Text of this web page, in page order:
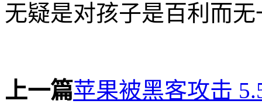
无疑是对孩子是百利而
上一篇苹果被黑客攻击